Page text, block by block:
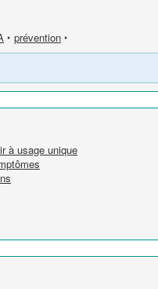
‣ prévention ‣
à usage unique